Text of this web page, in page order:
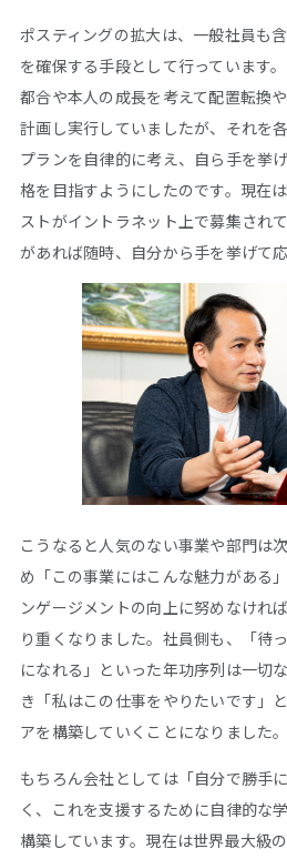
ポスティングの拡大は、一般社員も
を確保する手段として行っています
都合や本人の成長を考えて配置転換
計画し実行していましたが、それを
プランを自律的に考え、自ら手を挙
格を目指すようにしたのです。現在
ストがイントラネット上で募集され
があれば随時、自分から手を挙げて応
こうなると人気のない事業や部門は
め「この事業にはこんな魅力がある
ンゲージメントの向上に努めなけれ
り重くなりました。社員側も、「待
になれる」といった年功序列は一切
き「私はこの仕事をやりたいです」
アを構築していくことになりました。
もちろん会社としては「自分で勝手
く、これを支援するために自律的な
構築しています。現在は世界最大級